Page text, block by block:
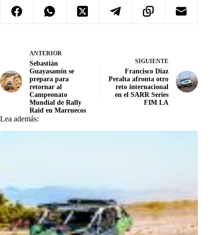
ANTERIOR
Sebastián
Guayasamín se
prepara para
retornar al
Campeonato
Mundial de Rally
Raid en Marruecos
SIGUIENTE
Francisco Diaz
Peralta afronta otro
reto internacional
en el SARR Series
FIM LA
Lea además: